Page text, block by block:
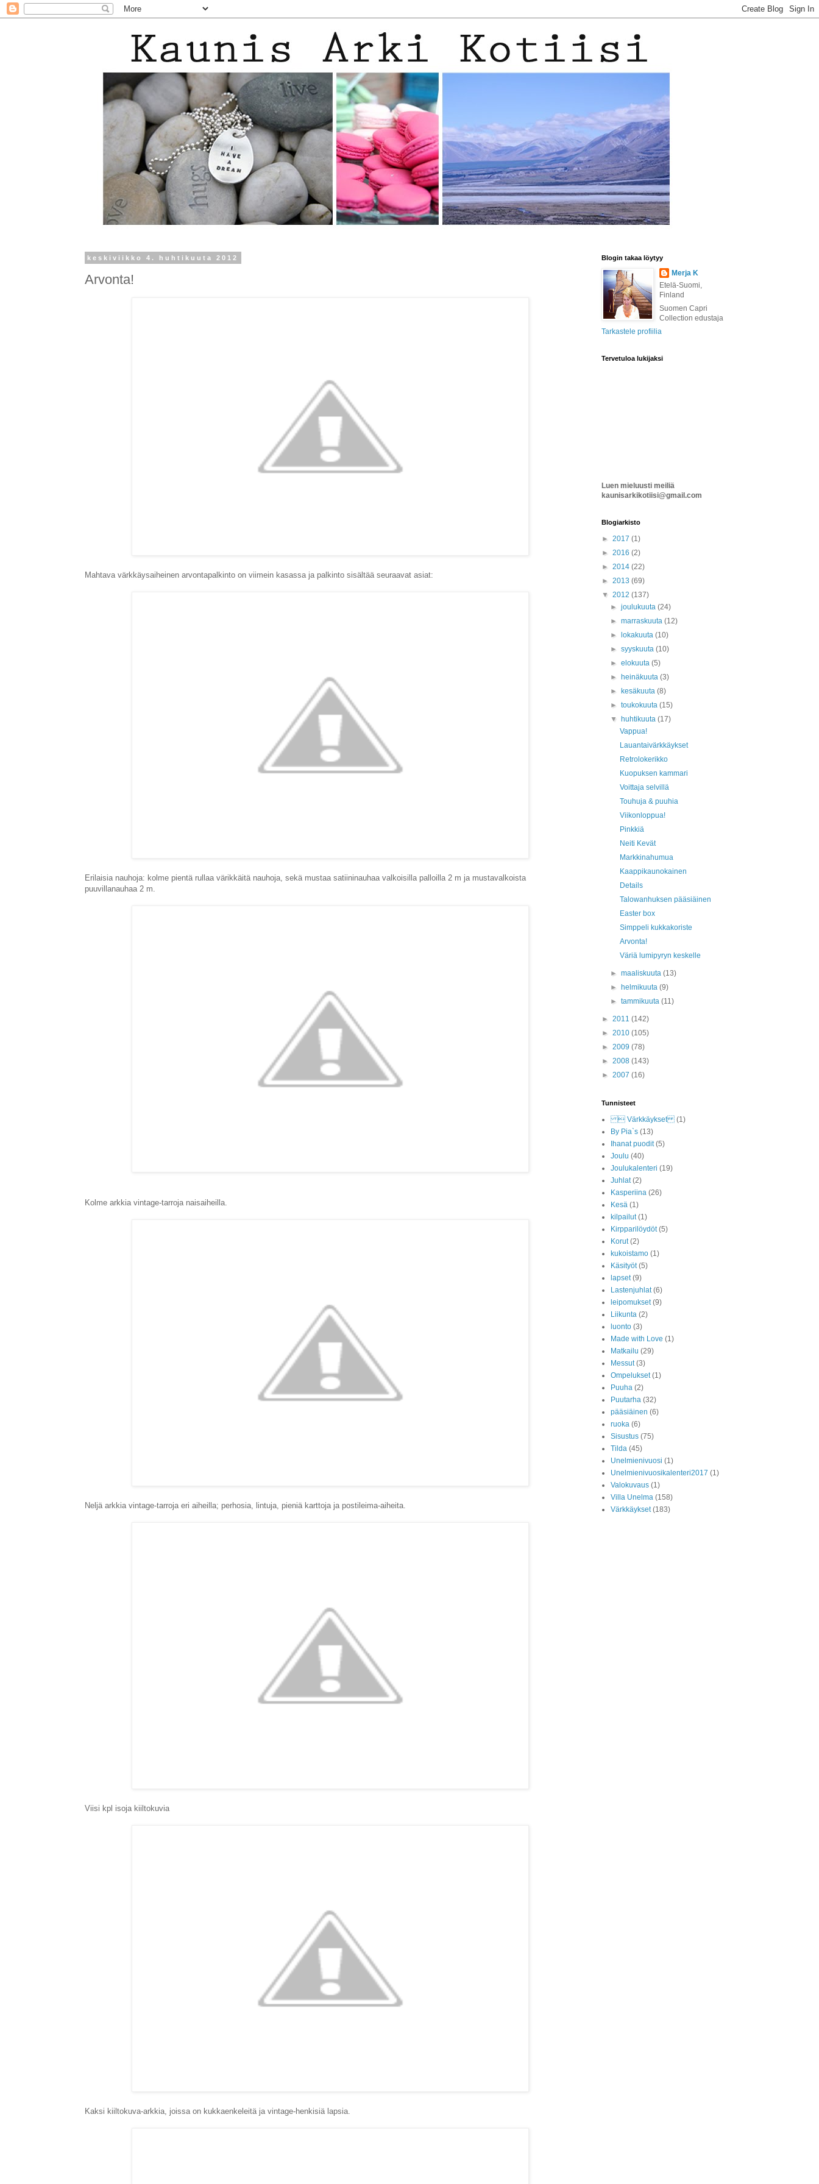
keskiviikko 4. huhtikuuta 2012
Arvonta!
Mahtava värkkäysaiheinen arvontapalkinto on viimein kasassa ja palkinto sisältää seuraavat asiat:
Erilaisia nauhoja: kolme pientä rullaa värikkäitä nauhoja, sekä mustaa satiininauhaa valkoisilla palloilla 2 m ja mustavalkoista
puuvillanauhaa 2 m.
Kolme arkkia vintage-tarroja naisaiheilla.
Neljä arkkia vintage-tarroja eri aiheilla; perhosia, lintuja, pieniä karttoja ja postileima-aiheita.
Viisi kpl isoja kiiltokuvia
Kaksi kiiltokuva-arkkia, joissa on kukkaenkeleitä ja vintage-henkisiä lapsia.
Blogin takaa löytyy
Merja K
Etelä-Suomi,
Finland
Suomen Capri
Collection edustaja
Tarkastele profiilia
Tervetuloa lukijaksi
Luen mieluusti meiliä
kaunisarkikotiisi@gmail.com
Blogiarkisto
► 2017 (1)
► 2016 (2)
► 2014 (22)
► 2013 (69)
▼ 2012 (137)
►joulukuuta(24)
►marraskuuta(12)
►
lokakuuta(10)
►syyskuuta(10)
►elokuuta(5)
►
heinäkuuta(3)
►
kesäkuuta(8)
►toukokuuta(15)
▼
huhtikuuta(17)
Vappua!
Lauantaivärkkäykset
Retrolokerikko
Kuopuksen kammari
Voittaja selvillä
Touhuja & puuhia
Viikonloppua!
Pinkkiä
Neiti Kevät
Markkinahumua
Kaappikaunokainen
Details
Talowanhuksen pääsiäinen
Easter box
Simppeli kukkakoriste
Arvonta!
Väriä lumipyryn keskelle
►maaliskuuta(13)
►
helmikuuta(9)
►tammikuuta(11)
► 2011 (142)
► 2010 (105)
► 2009 (78)
► 2008 (143)
► 2007 (16)
Tunnisteet
 Värkkäykset (1)
By Pia`s (13)
Ihanat puodit (5)
Joulu (40)
Joulukalenteri (19)
Juhlat (2)
Kasperiina (26)
Kesä (1)
kilpailut (1)
Kirpparilöydöt (5)
Korut (2)
kukoistamo (1)
Käsityöt (5)
lapset (9)
Lastenjuhlat (6)
leipomukset (9)
Liikunta (2)
luonto (3)
Made with Love (1)
Matkailu (29)
Messut (3)
Ompelukset (1)
Puuha (2)
Puutarha (32)
pääsiäinen (6)
ruoka (6)
Sisustus (75)
Tilda (45)
Unelmienivuosi (1)
Unelmienivuosikalenteri2017 (1)
Valokuvaus (1)
Villa Unelma (158)
Värkkäykset (183)